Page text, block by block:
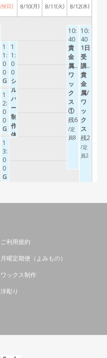
ご利用規約
月曜定期便（よみもの）
ワックス制作
洋彫り